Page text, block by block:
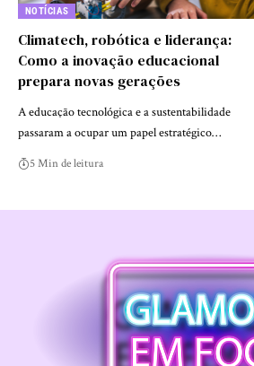
NOTÍCIAS
Climatech, robótica e liderança:
Como a inovação educacional
prepara novas gerações
A educação tecnológica e a sustentabilidade
passaram a ocupar um papel estratégico…
5 Min de leitura